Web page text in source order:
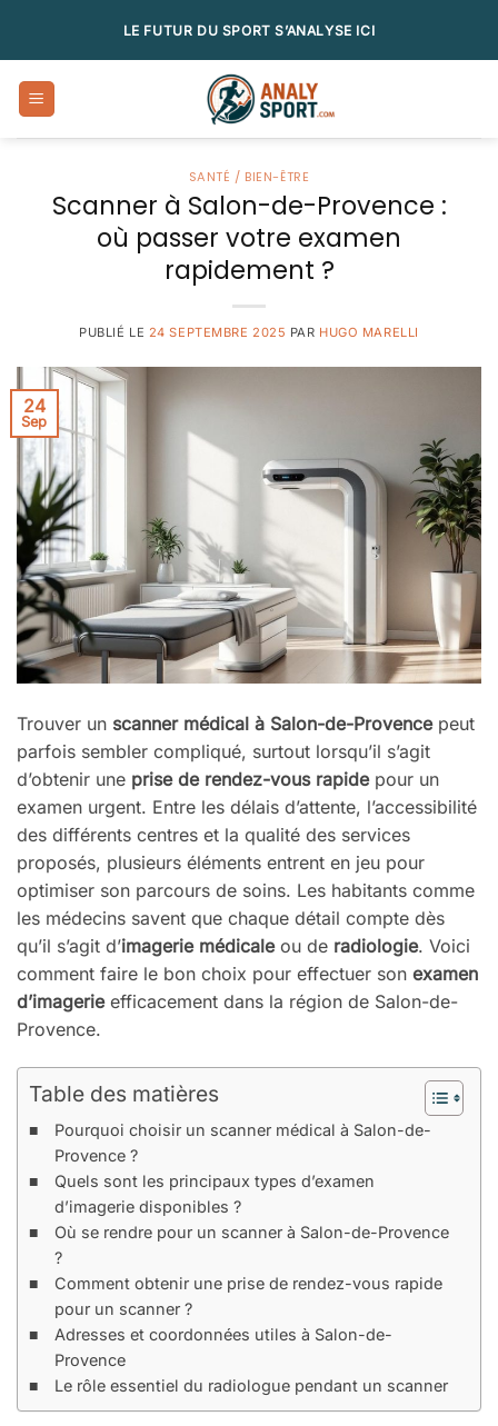
LE FUTUR DU SPORT S’ANALYSE ICI
SANTÉ / BIEN-ÊTRE
Scanner à Salon-de-Provence :
où passer votre examen
rapidement ?
PUBLIÉ LE 24 SEPTEMBRE 2025 PAR HUGO MARELLI
24
Sep
Trouver un scanner médical à Salon-de-Provencepeut
parfois sembler compliqué, surtout lorsqu’il s’agit
d’obtenir une prise de rendez-vous rapidepour un
examen urgent. Entre les délais d’attente, l’accessibilité
des différents centres et la qualité des services
proposés, plusieurs éléments entrent en jeu pour
optimiser son parcours de soins. Les habitants comme
les médecins savent que chaque détail compte dès
qu’il s’agit d’imagerie médicaleou de radiologie. Voici
comment faire le bon choix pour effectuer son examen
d’imagerieefficacement dans la région de Salon-de-
Provence.
Table des matières
Pourquoi choisir un scanner médical à Salon-de-
Provence ?
Quels sont les principaux types d’examen
d’imagerie disponibles ?
Où se rendre pour un scanner à Salon-de-Provence
?
Comment obtenir une prise de rendez-vous rapide
pour un scanner ?
Adresses et coordonnées utiles à Salon-de-
Provence
Le rôle essentiel du radiologue pendant un scanner